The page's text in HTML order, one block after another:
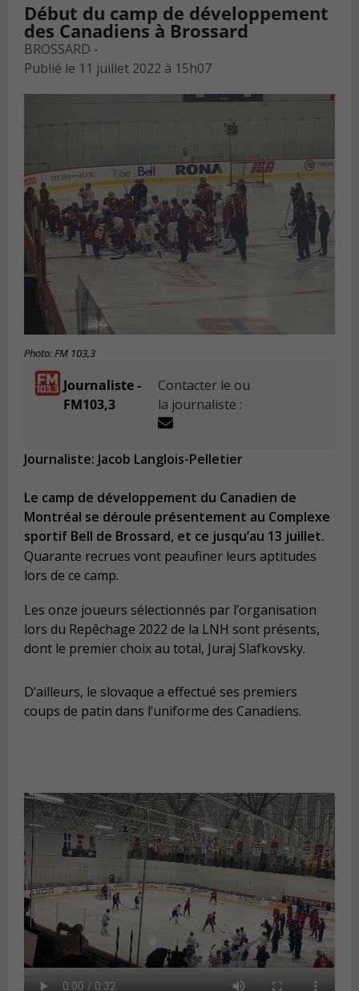
Début du camp de développement
des Canadiens à Brossard
BROSSARD -
Publié le 11 juillet 2022 à 15h07
Photo: FM 103,3
Journaliste -
FM103,3
Contacter le ou
la journaliste :
Journaliste: Jacob Langlois-Pelletier
Le camp de développement du Canadien de
Montréal se déroule présentement au Complexe
sportif Bell de Brossard, et ce jusqu’au 13 juillet.
Quarante recrues vont peaufiner leurs aptitudes
lors de ce camp.
Les onze joueurs sélectionnés par l’organisation
lors du Repêchage 2022 de la LNH sont présents,
dont le premier choix au total, Juraj Slafkovsky.
D’ailleurs, le slovaque a effectué ses premiers
coups de patin dans l’uniforme des Canadiens.